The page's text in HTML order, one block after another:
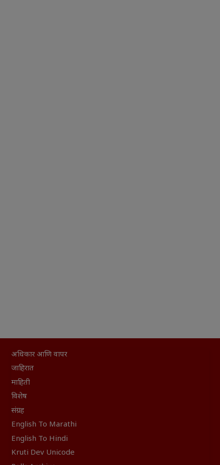
अधिकार आणि वापर
जाहिरात
माहिती
विशेष
संग्रह
English To Marathi
English To Hindi
Kruti Dev Unicode